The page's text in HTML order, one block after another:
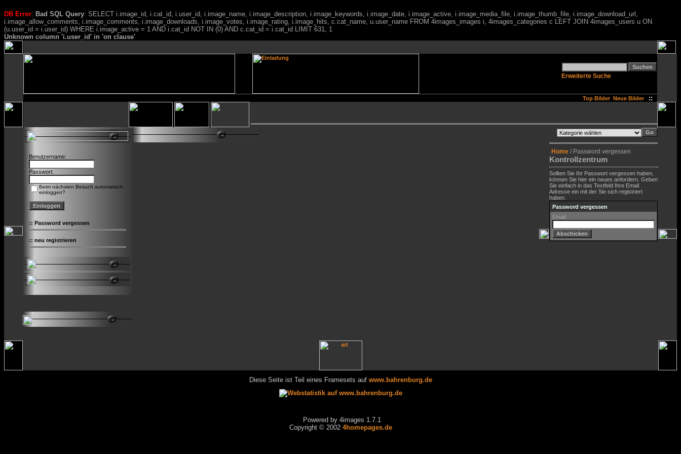
DB Error: Bad SQL Query: SELECT i.image_id, i.cat_id, i.user_id, i.image_name, i.image_description, i.image_keywords, i.image_date, i.image_active, i.image_media_file, i.image_thumb_file, i.image_download_url,
i.image_allow_comments, i.image_comments, i.image_downloads, i.image_votes, i.image_rating, i.image_hits, c.cat_name, u.user_name FROM 4images_images i, 4images_categories c LEFT JOIN 4images_users u ON
(u.user_id = i.user_id) WHERE i.image_active = 1 AND i.cat_id NOT IN (0) AND c.cat_id = i.cat_id LIMIT 631, 1
Unknown column 'i.user_id' in 'on clause'
Erweiterte Suche
Top Bilder Neue Bilder ::
Benutzername:
Passwort:
Beim nächsten Besuch automatisch
einloggen?
:: Password vergessen
:: neu registrieren
Home / Password vergessen
Kontrollzentrum
Sollten Sie Ihr Passwort vergessen haben,
können Sie hier ein neues anfordern. Geben
Sie einfach in das Textfeld Ihre Email
Adresse ein mit der Sie sich registriert
haben.
Password vergessen
Email:
Diese Seite ist Teil eines Framesets auf www.bahrenburg.de
Powered by 4images 1.7.1
Copyright © 2002 4homepages.de